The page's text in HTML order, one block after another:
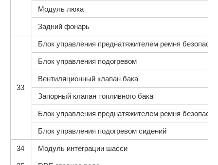
Модуль люка
Задний фонарь
33
Блок управления преднатяжителем ремня
Блок управления подогревом
Вентиляционный клапан бака
Запорный клапан топливного бака
Блок управления преднатяжителем ремня
Блок управления подогревом сидений
34 Модуль интеграции шасси